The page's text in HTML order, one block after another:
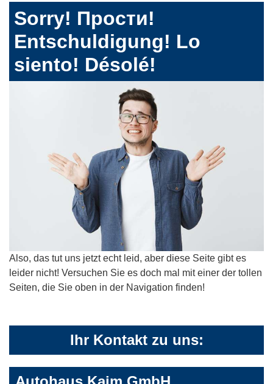
Sorry! Прости!
Entschuldigung! Lo
siento! Désolé!
Also, das tut uns jetzt echt leid, aber diese Seite gibt es
leider nicht! Versuchen Sie es doch mal mit einer der tollen
Seiten, die Sie oben in der Navigation finden!
Ihr Kontakt zu uns: